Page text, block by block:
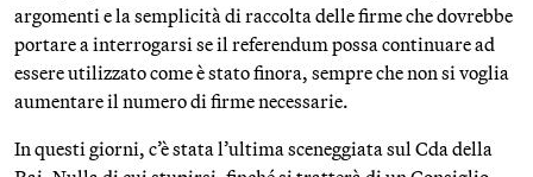
argomenti e la semplicità di raccolta delle firme che dovrebbe
portare a interrogarsi se il referendum possa continuare ad
essere utilizzato come è stato finora, sempre che non si voglia
aumentare il numero di firme necessarie.
In questi giorni, c’è stata l’ultima sceneggiata sul Cda della